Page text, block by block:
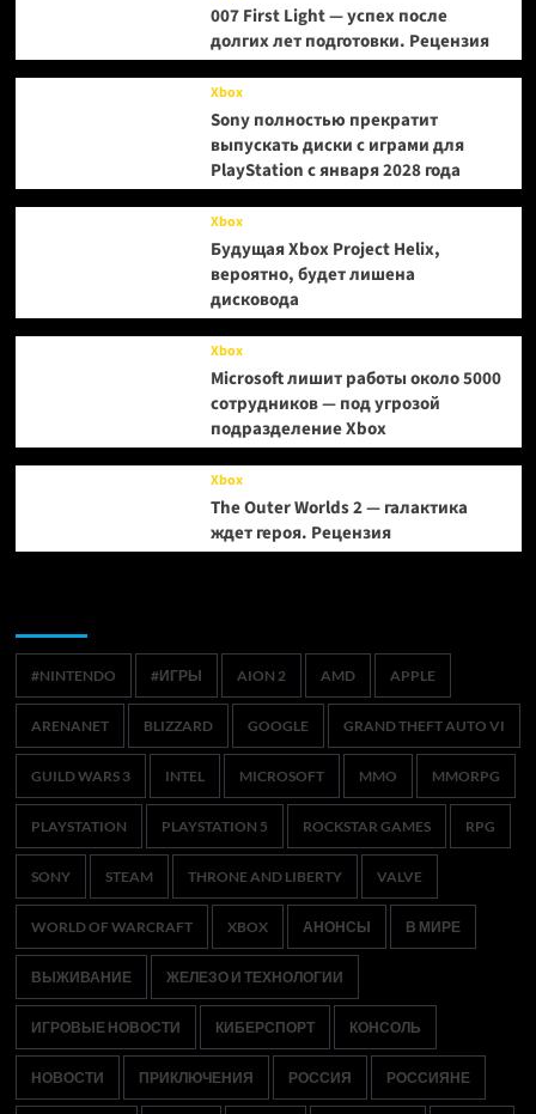
007 First Light — успех после
долгих лет подготовки. Рецензия
Xbox
Sony полностью прекратит
выпускать диски с играми для
PlayStation с января 2028 года
Xbox
Будущая Xbox Project Helix,
вероятно, будет лишена
дисковода
Xbox
Microsoft лишит работы около 5000
сотрудников — под угрозой
подразделение Xbox
Xbox
The Outer Worlds 2 — галактика
ждет героя. Рецензия
#NINTENDO #ИГРЫ AION 2 AMD APPLE
ARENANET BLIZZARD GOOGLE GRAND THEFT AUTO VI
GUILD WARS 3 INTEL MICROSOFT MMO MMORPG
PLAYSTATION PLAYSTATION 5 ROCKSTAR GAMES RPG
SONY STEAM THRONE AND LIBERTY VALVE
WORLD OF WARCRAFT XBOX АНОНСЫ В МИРЕ
ВЫЖИВАНИЕ ЖЕЛЕЗО И ТЕХНОЛОГИИ
ИГРОВЫЕ НОВОСТИ КИБЕРСПОРТ КОНСОЛЬ
НОВОСТИ ПРИКЛЮЧЕНИЯ РОССИЯ РОССИЯНЕ